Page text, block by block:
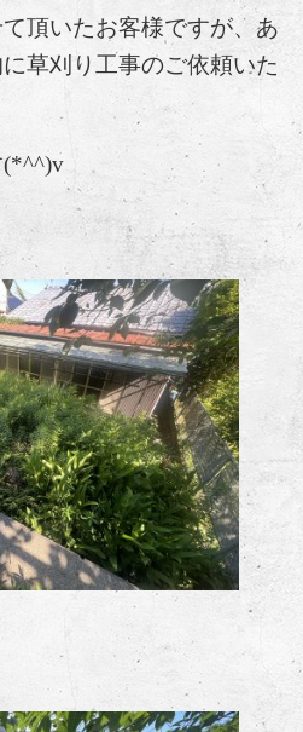
頂いたお客様ですが、あ
草刈り工事のご依頼いた
(*^^)v